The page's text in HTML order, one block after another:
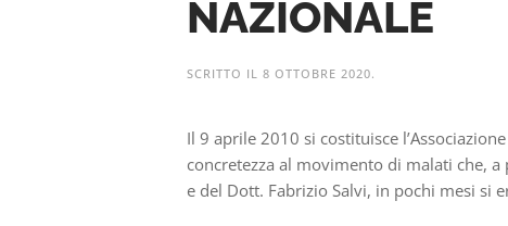
NAZIONALE
SCRITTO IL 8 OTTOBRE 2020.
Il 9 aprile 2010 si costituisce
concretezza al movimento di malati che,
e del Dott. Fabrizio Salvi, in pochi mesi si